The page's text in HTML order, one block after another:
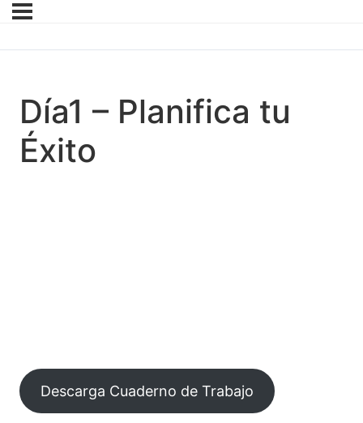
Día1 – Planifica tu
Éxito
Descarga Cuaderno de Trabajo